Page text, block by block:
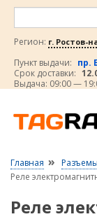
Регион: г. Ростов-
Пункт выдачи: пр.
Срок доставки:
Выдача: 09:00 —
Главная »
Реле
Реле